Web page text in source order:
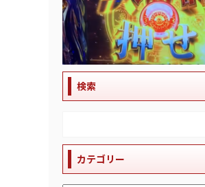
検索
カテゴリー